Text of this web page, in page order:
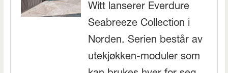
Witt lanserer Everdure
Seabreeze Collection i
Norden. Serien består av
utekjøkken-moduler som